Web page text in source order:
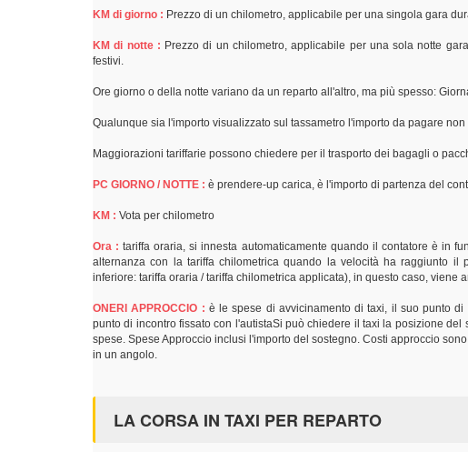
KM di giorno : Prezzo di un chilometro, applicabile per una singola gara
KM di notte : Prezzo di un chilometro, applicabile per una sola notte
festivi.
Ore giorno o della notte variano da un reparto all'altro, ma più spesso:
Qualunque sia l'importo visualizzato sul tassametro l'importo da pagare
Maggiorazioni tariffarie possono chiedere per il trasporto dei bagagli o
PC GIORNO / NOTTE : è prendere-up carica, è l'importo di partenza del
KM : Vota per chilometro
Ora : tariffa oraria, si innesta automaticamente quando il contatore è in
alternanza con la tariffa chilometrica quando la velocità ha raggiunto
inferiore: tariffa oraria / tariffa chilometrica applicata), in questo caso, viene
ONERI APPROCCIO : è le spese di avvicinamento di taxi, il suo punto
punto di incontro fissato con l'autistaSi può chiedere il taxi la posizione
spese. Spese Approccio inclusi l'importo del sostegno. Costi approccio
in un angolo.
LA CORSA IN TAXI PER REPARTO